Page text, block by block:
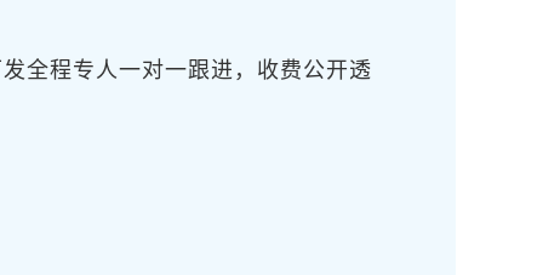
全程专人一对一跟进，收费公开透